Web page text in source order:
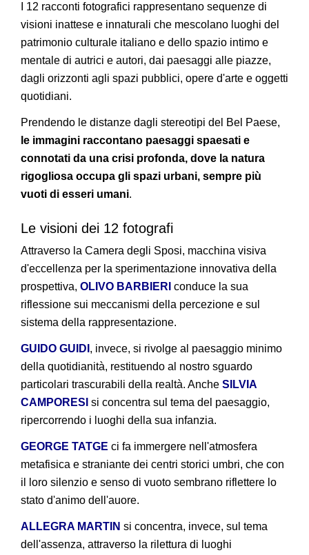
I 12 racconti fotografici rappresentano sequenze di
visioni inattese e innaturali che mescolano luoghi del
patrimonio culturale italiano e dello spazio intimo e
mentale di autrici e autori, dai paesaggi alle piazze,
dagli orizzonti agli spazi pubblici, opere d'arte e oggetti
quotidiani.
Prendendo le distanze dagli stereotipi del Bel Paese,
le immagini raccontano paesaggi spaesati e
connotati da una crisi profonda, dove la natura
rigogliosa occupa gli spazi urbani, sempre più
vuoti di esseri umani.
Le visioni dei 12 fotografi
Attraverso la Camera degli Sposi, macchina visiva
d'eccellenza per la sperimentazione innovativa della
prospettiva, OLIVO BARBIERI conduce la sua
riflessione sui meccanismi della percezione e sul
sistema della rappresentazione.
GUIDO GUIDI , invece, si rivolge al paesaggio minimo
della quotidianità, restituendo al nostro sguardo
particolari trascurabili della realtà. Anche SILVIA
CAMPORESI si concentra sul tema del paesaggio,
ripercorrendo i luoghi della sua infanzia.
GEORGE TATGE ci fa immergere nell'atmosfera
metafisica e straniante dei centri storici umbri, che con
il loro silenzio e senso di vuoto sembrano riflettere lo
stato d'animo dell'auore.
ALLEGRA MARTIN si concentra, invece, sul tema
dell'assenza, attraverso la rilettura di luoghi